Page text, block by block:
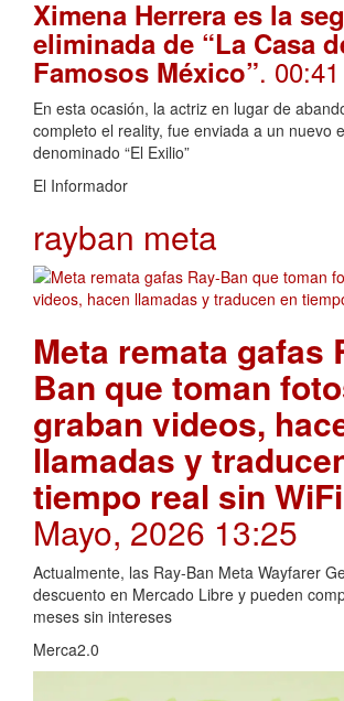
Ximena Herrera es la
eliminada de “La Casa
Famosos México”. 00:41
En esta ocasión, la actriz en lugar de
completo el reality, fue enviada a un nuevo
denominado “El Exilio”
El Informador
rayban meta
Meta remata gafas
Ban que toman
graban videos,
llamadas y
tiempo real sin WiFi
Mayo, 2026 13:25
Actualmente, las Ray-Ban Meta Wayfarer
descuento en Mercado Libre y pueden
meses sin intereses
Merca2.0